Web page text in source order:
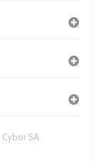
Cybor SA